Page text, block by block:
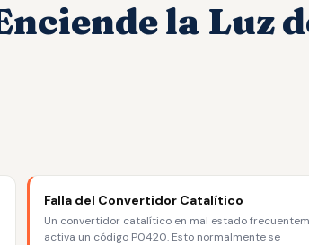
la Luz
Falla del Convertidor Catalítico
Un convertidor catalítico en mal estado
activa un código P0420. Esto normalmente se